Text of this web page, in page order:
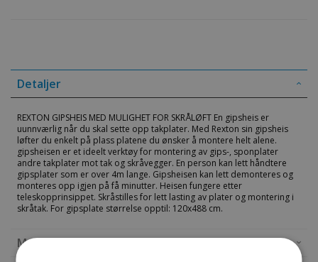
Detaljer
REXTON GIPSHEIS MED MULIGHET FOR SKRÅLØFT En gipsheis er
uunnværlig når du skal sette opp takplater. Med Rexton sin gipsheis
løfter du enkelt på plass platene du ønsker å montere helt alene.
gipsheisen er et ideelt verktøy for montering av gips-, sponplater
andre takplater mot tak og skråvegger. En person kan lett håndtere
gipsplater som er over 4m lange. Gipsheisen kan lett demonteres og
monteres opp igjen på få minutter. Heisen fungere etter
teleskopprinsippet. Skråstilles for lett lasting av plater og montering i
skråtak. For gipsplate størrelse opptil: 120x488 cm.
Mer informasjon